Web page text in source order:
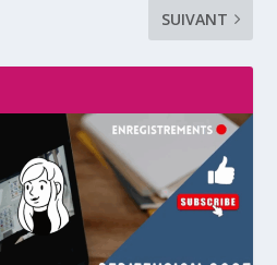
SUIVANT